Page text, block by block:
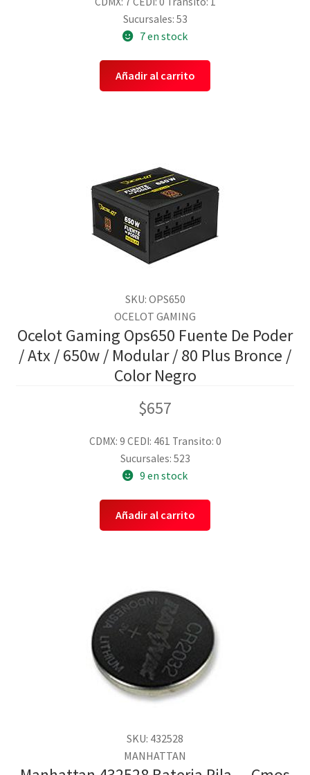
Sucursales: 53
7 en stock
Añadir al carrito
SKU: OPS650
OCELOT GAMING
Ocelot Gaming Ops650 Fuente De Poder
/ Atx / 650w / Modular / 80 Plus Bronce /
Color Negro
$657
CDMX: 9 CEDI: 461 Transito: 0
Sucursales: 523
9 en stock
Añadir al carrito
SKU: 432528
MANHATTAN